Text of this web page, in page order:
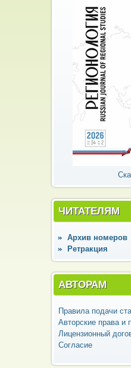
ЧИТАТЕЛЯМ
Архив номеров
Ретракция
АВТОРАМ
Правила подачи
Авторские права и
Лицензионный
Согласие